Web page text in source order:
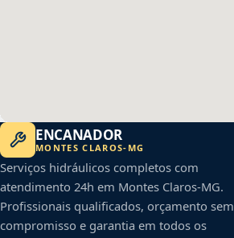
ENCANADOR
MONTES CLAROS- MG
Serviços hidráulicos completos com
atendimento 24h em Montes Claros-MG.
Profissionais qualificados, orçamento sem
compromisso e garantia em todos os